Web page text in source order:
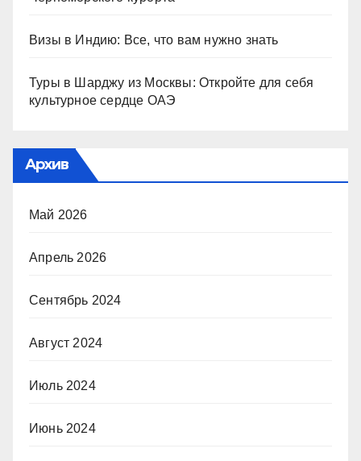
Визы в Индию: Все, что вам нужно знать
Туры в Шарджу из Москвы: Откройте для себя
культурное сердце ОАЭ
Архив
Май 2026
Апрель 2026
Сентябрь 2024
Август 2024
Июль 2024
Июнь 2024